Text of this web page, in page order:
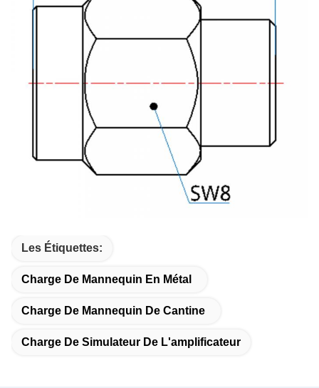
Les Étiquettes:
Charge De Mannequin En Métal
Charge De Mannequin De Cantine
Charge De Simulateur De L'amplificateur